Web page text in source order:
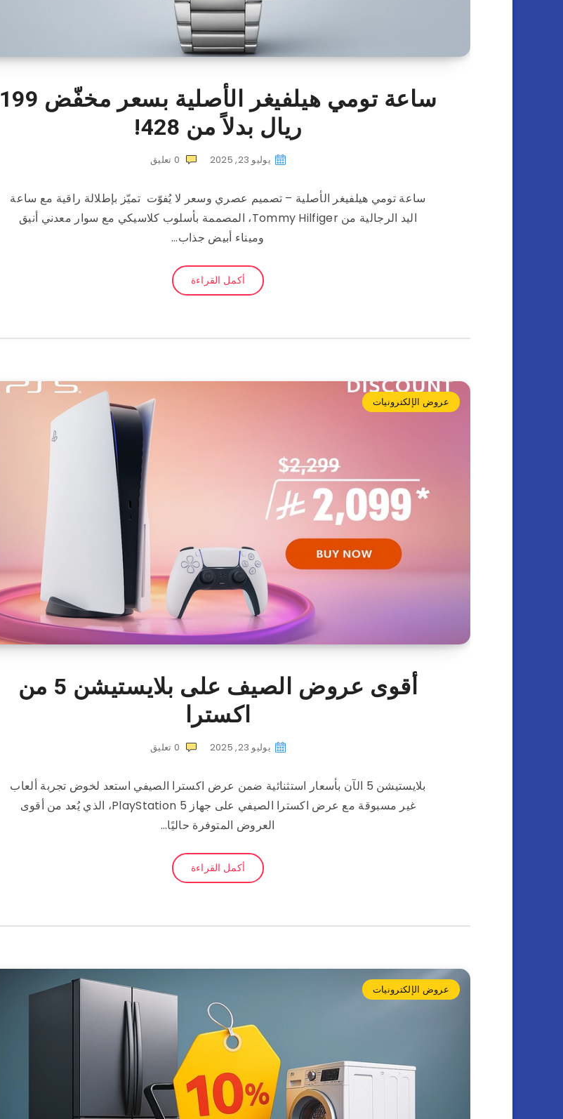
ساعة تومي هيلفيغر الأصلية بسعر مخفّض 199
ريال بدلاً من 428!
يوليو 23, 2025 0 تعليق
ساعة تومي هيلفيغر الأصلية – تصميم عصري وسعر لا يُفوّت تميّز بإطلالة راقية مع ساعة
اليد الرجالية من Tommy Hilfiger، المصممة بأسلوب كلاسيكي مع سوار معدني أنيق
وميناء أبيض جذاب…
أكمل القراءة
عروض الإلكترونيات
أقوى عروض الصيف على بلايستيشن 5 من
اكسترا
يوليو 23, 2025 0 تعليق
بلايستيشن 5 الآن بأسعار استثنائية ضمن عرض اكسترا الصيفي استعد لخوض تجربة ألعاب
غير مسبوقة مع عرض اكسترا الصيفي على جهاز PlayStation 5، الذي يُعد من أقوى
العروض المتوفرة حاليًا…
أكمل القراءة
عروض الإلكترونيات